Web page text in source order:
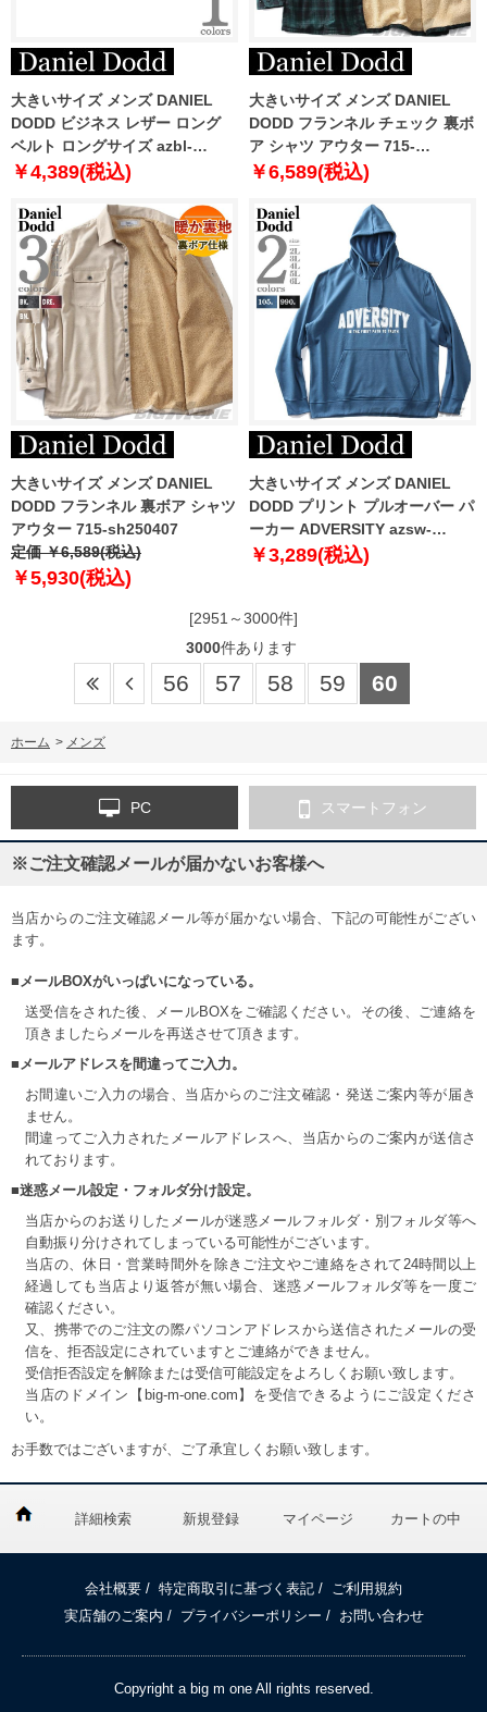
大きいサイズ メンズ DANIEL
DODD ビジネス レザー ロング
ベルト ロングサイズ azbl-
229011
￥4,389(税込)
大きいサイズ メンズ DANIEL
DODD フランネル チェック 裏ボ
ア シャツ アウター 715-
sh240410
￥6,589(税込)
大きいサイズ メンズ DANIEL
DODD フランネル 裏ボア シャツ
アウター 715-sh250407
定価 ￥6,589(税込)
￥5,930(税込)
大きいサイズ メンズ DANIEL
DODD プリント プルオーバー パ
ーカー ADVERSITY azsw-
210421
￥3,289(税込)
[2951～3000件]
3000件あります
56 57 58 59 60
ホーム > メンズ
PC スマートフォン
※ご注文確認メールが届かないお客様へ
当店からのご注文確認メール等が届かない場合、下記の可能性がござい
ます。
■メールBOXがいっぱいになっている。
送受信をされた後、メールBOXをご確認ください。その後、ご連絡を
頂きましたらメールを再送させて頂きます。
■メールアドレスを間違ってご入力。
お間違いご入力の場合、当店からのご注文確認・発送ご案内等が届き
ません。
間違ってご入力されたメールアドレスへ、当店からのご案内が送信さ
れております。
■迷惑メール設定・フォルダ分け設定。
当店からのお送りしたメールが迷惑メールフォルダ・別フォルダ等へ
自動振り分けされてしまっている可能性がございます。
当店の、休日・営業時間外を除きご注文やご連絡をされて24時間以上
経過しても当店より返答が無い場合、迷惑メールフォルダ等を一度ご
確認ください。
又、携帯でのご注文の際パソコンアドレスから送信されたメールの受
信を、拒否設定にされていますとご連絡ができません。
受信拒否設定を解除または受信可能設定をよろしくお願い致します。
当店のドメイン【big-m-one.com】を受信できるようにご設定くださ
い。
お手数ではございますが、ご了承宜しくお願い致します。
詳細検索 新規登録 マイページ カートの中
会社概要 / 特定商取引に基づく表記 /
ご利用規約
実店舗のご案内 / プライバシーポリシー / お問い合わせ
Copyright a big m one All rights reserved.